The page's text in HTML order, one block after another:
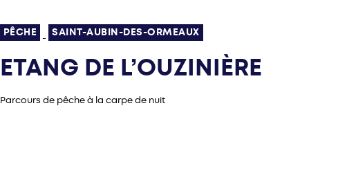
PÊCHE - SAINT-AUBIN-DES-ORMEAUX
ETANG DE L’OUZINIÈRE
Parcours de pêche à la carpe de nuit